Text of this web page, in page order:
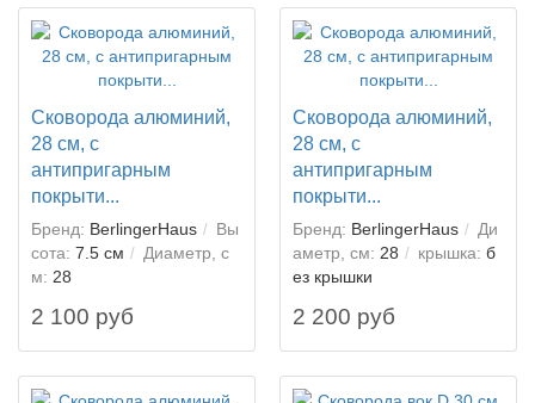
Сковорода алюминий,
28 см, с
антипригарным
покрыти...
Бренд: BerlingerHaus
Вы
сота: 7.5 см
Диаметр, с
м: 28
2 100 руб
Сковорода алюминий,
28 см, с
антипригарным
покрыти...
Бренд: BerlingerHaus
Ди
аметр, см: 28 крышка: б
ез крышки
2 200 руб